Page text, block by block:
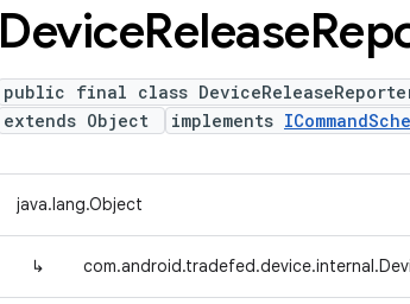
DeviceRelease
public final class
extends Object
implements
java.lang.Object
↳